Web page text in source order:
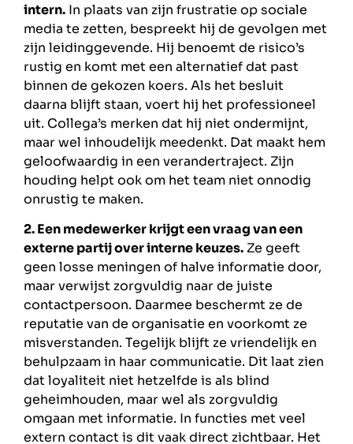
intern. In plaats van zijn frustratie op sociale
media te zetten, bespreekt hij de gevolgen met
zijn leidinggevende. Hij benoemt de risico’s
rustig en komt met een alternatief dat past
binnen de gekozen koers. Als het besluit
daarna blijft staan, voert hij het professioneel
uit. Collega’s merken dat hij niet ondermijnt,
maar wel inhoudelijk meedenkt. Dat maakt hem
geloofwaardig in een verandertraject. Zijn
houding helpt ook om het team niet onnodig
onrustig te maken.
2. Een medewerker krijgt een vraag van een
externe partij over interne keuzes. Ze geeft
geen losse meningen of halve informatie door,
maar verwijst zorgvuldig naar de juiste
contactpersoon. Daarmee beschermt ze de
reputatie van de organisatie en voorkomt ze
misverstanden. Tegelijk blijft ze vriendelijk en
behulpzaam in haar communicatie. Dit laat zien
dat loyaliteit niet hetzelfde is als blind
geheimhouden, maar wel als zorgvuldig
omgaan met informatie. In functies met veel
extern contact is dit vaak direct zichtbaar. Het